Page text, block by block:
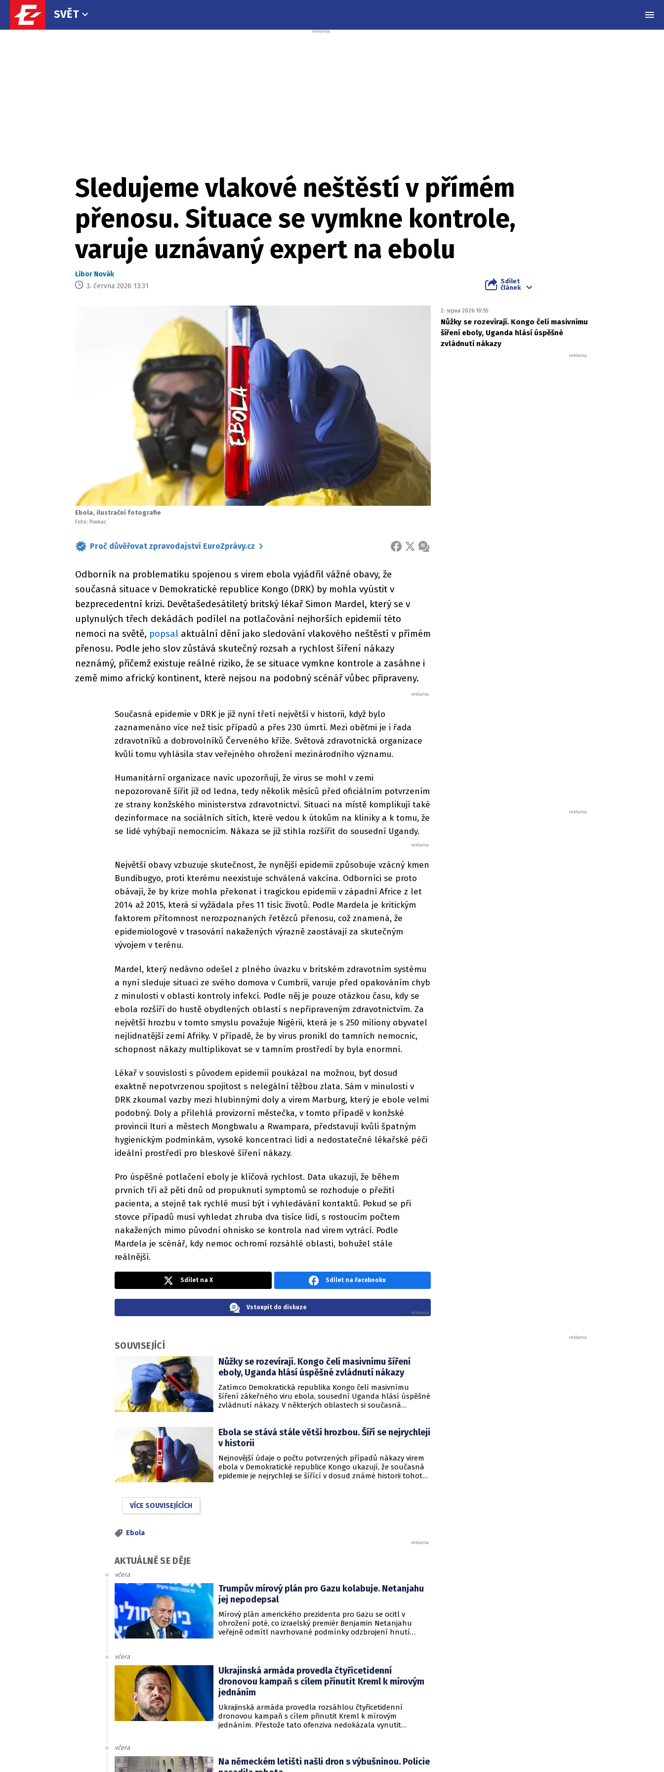
SVĚT
Sledujeme vlakové neštěstí v přímém
přenosu. Situace se vymkne kontrole,
varuje uznávaný expert na ebolu
Libor Novák
3. června 2026 13:31
Sdílet
článek
Ebola, ilustrační fotografie
Foto: Pixmac
Proč důvěřovat zpravodajství EuroZprávy.cz FACEBOOK
X ZPRÁVA
Odborník na problematiku spojenou s virem ebola vyjádřil vážné obavy, že
současná situace v Demokratické republice Kongo (DRK) by mohla vyústit v
bezprecedentní krizi. Devětašedesátiletý britský lékař Simon Mardel, který se v
uplynulých třech dekádách podílel na potlačování nejhorších epidemií této
nemoci na světě, popsal aktuální dění jako sledování vlakového neštěstí v přímém
přenosu. Podle jeho slov zůstává skutečný rozsah a rychlost šíření nákazy
neznámý, přičemž existuje reálné riziko, že se situace vymkne kontrole a zasáhne i
země mimo africký kontinent, které nejsou na podobný scénář vůbec připraveny.
Současná epidemie v DRK je již nyní třetí největší v historii, když bylo
zaznamenáno více než tisíc případů a přes 230 úmrtí. Mezi oběťmi je i řada
zdravotníků a dobrovolníků Červeného kříže. Světová zdravotnická organizace
kvůli tomu vyhlásila stav veřejného ohrožení mezinárodního významu.
Humanitární organizace navíc upozorňují, že virus se mohl v zemi
nepozorovaně šířit již od ledna, tedy několik měsíců před oficiálním potvrzením
ze strany konžského ministerstva zdravotnictví. Situaci na místě komplikují také
dezinformace na sociálních sítích, které vedou k útokům na kliniky a k tomu, že
se lidé vyhýbají nemocnicím. Nákaza se již stihla rozšířit do sousední Ugandy.
Největší obavy vzbuzuje skutečnost, že nynější epidemii způsobuje vzácný kmen
Bundibugyo, proti kterému neexistuje schválená vakcína. Odborníci se proto
obávají, že by krize mohla překonat i tragickou epidemii v západní Africe z let
2014 až 2015, která si vyžádala přes 11 tisíc životů. Podle Mardela je kritickým
faktorem přítomnost nerozpoznaných řetězců přenosu, což znamená, že
epidemiologové v trasování nakažených výrazně zaostávají za skutečným
vývojem v terénu.
Mardel, který nedávno odešel z plného úvazku v britském zdravotním systému
a nyní sleduje situaci ze svého domova v Cumbrii, varuje před opakováním chyb
z minulosti v oblasti kontroly infekcí. Podle něj je pouze otázkou času, kdy se
ebola rozšíří do hustě obydlených oblastí s nepřipraveným zdravotnictvím. Za
největší hrozbu v tomto smyslu považuje Nigérii, která je s 250 miliony obyvatel
nejlidnatější zemí Afriky. V případě, že by virus pronikl do tamních nemocnic,
schopnost nákazy multiplikovat se v tamním prostředí by byla enormní.
Lékař v souvislosti s původem epidemií poukázal na možnou, byť dosud
exaktně nepotvrzenou spojitost s nelegální těžbou zlata. Sám v minulosti v
DRK zkoumal vazby mezi hlubinnými doly a virem Marburg, který je ebole velmi
podobný. Doly a přilehlá provizorní městečka, v tomto případě v konžské
provincii Ituri a městech Mongbwalu a Rwampara, představují kvůli špatným
hygienickým podmínkám, vysoké koncentraci lidí a nedostatečné lékařské péči
ideální prostředí pro bleskové šíření nákazy.
Pro úspěšné potlačení eboly je klíčová rychlost. Data ukazují, že během
prvních tří až pěti dnů od propuknutí symptomů se rozhoduje o přežití
pacienta, a stejně tak rychlé musí být i vyhledávání kontaktů. Pokud se při
stovce případů musí vyhledat zhruba dva tisíce lidí, s rostoucím počtem
nakažených mimo původní ohnisko se kontrola nad virem vytrácí. Podle
Mardela je scénář, kdy nemoc ochromí rozsáhlé oblasti, bohužel stále
reálnější.
2. srpna 2026 10:55
Nůžky se rozevírají. Kongo čelí masivnímu
šíření eboly, Uganda hlásí úspěšné
zvládnutí nákazy
Sdílet na X Sdílet na Facebooku
Vstoupit do diskuze
SOUVISEJÍCÍ
Nůžky se rozevírají. Kongo čelí masivnímu šíření
eboly, Uganda hlásí úspěšné zvládnutí nákazy
Zatímco Demokratická republika Kongo čelí masivnímu
šíření zákeřného viru ebola, sousední Uganda hlásí úspěšné
zvládnutí nákazy. V některých oblastech si současná
ugandské zdravotnictví zaznamenalo pouze dvě desítky
nakažených a po propuštění posledního pacienta z
Ebola se stává stále větší hrozbou. Šíří se nejrychleji
v historii
Nejnovější údaje o počtu potvrzených případů nákazy virem
ebola v Demokratické republice Kongo ukazují, že současná
epidemie je nejrychleji se šířící v dosud známé historii tohoto
VÍCE SOUVISEJÍCÍCH
Ebola
AKTUÁLNĚ SE DĚJE
včera
Trumpův mírový plán pro Gazu kolabuje. Netanjahu
jej nepodepsal
Mírový plán amerického prezidenta pro Gazu se ocitl v
ohrožení poté, co izraelský premiér Benjamin Netanjahu
veřejně odmítl navrhované podmínky odzbrojení hnutí
včera
Ukrajinská armáda provedla čtyřicetidenní
dronovou kampaň s cílem přinutit Kreml k mírovým
jednáním
Ukrajinská armáda provedla rozsáhlou čtyřicetidenní
dronovou kampaň s cílem přinutit Kreml k mírovým
jednáním. Přestože tato ofenziva nedokázala vynutit
včera
Na německém letišti našli dron s výbušninou. Policie